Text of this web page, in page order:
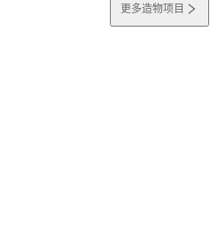
更多造物项目